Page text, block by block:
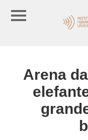
Arena